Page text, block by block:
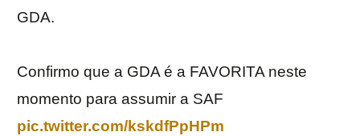
GDA.
Confirmo que a GDA é a FAVORITA neste
momento para assumir a SAF
pic.twitter.com/kskdfPpHPm